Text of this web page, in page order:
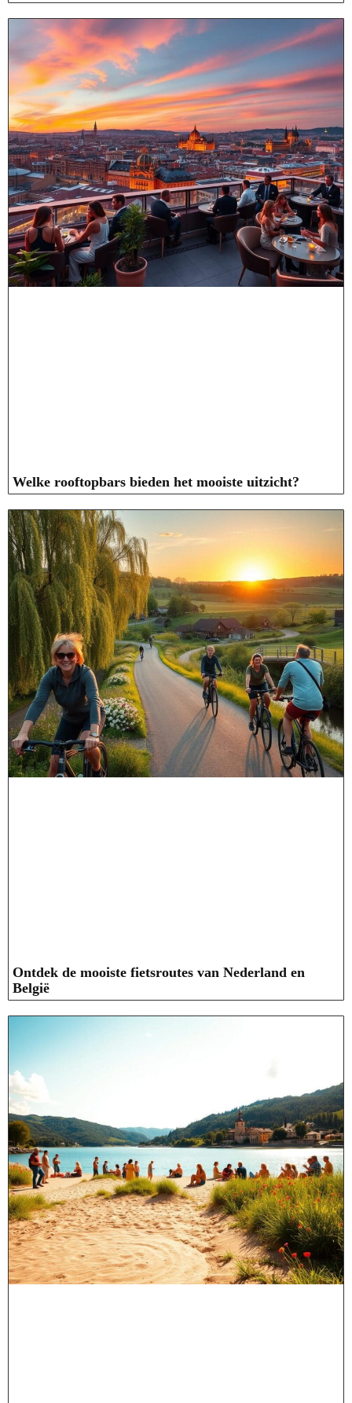
Welke rooftopbars bieden het mooiste uitzicht?
Ontdek de mooiste fietsroutes van Nederland en
België